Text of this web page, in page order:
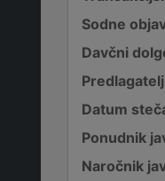
Sodne
Davčni
Datum
Ponudnik
Naročnik